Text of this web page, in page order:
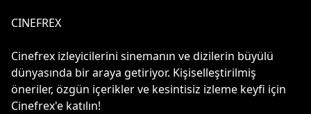
CINEFREX
Cinefrex izleyicilerini sinemanın ve dizilerin büyülü
dünyasında bir araya getiriyor. Kişiselleştirilmiş
öneriler, özgün içerikler ve kesintisiz izleme keyfi için
Cinefrex'e katılın!